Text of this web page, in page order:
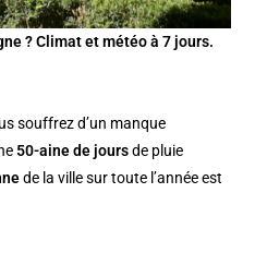
? Climat et météo à 7 jours.
souffrez d’un manque
50-aine de joursde pluie
de la ville sur toute l’année est